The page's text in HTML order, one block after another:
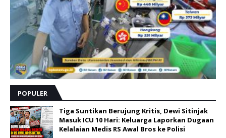
POPULER
Tiga Suntikan Berujung Kritis, Dewi Sitinjak
Masuk ICU 10 Hari: Keluarga Laporkan Dugaan
Kelalaian Medis RS Awal Bros ke Polisi ‎